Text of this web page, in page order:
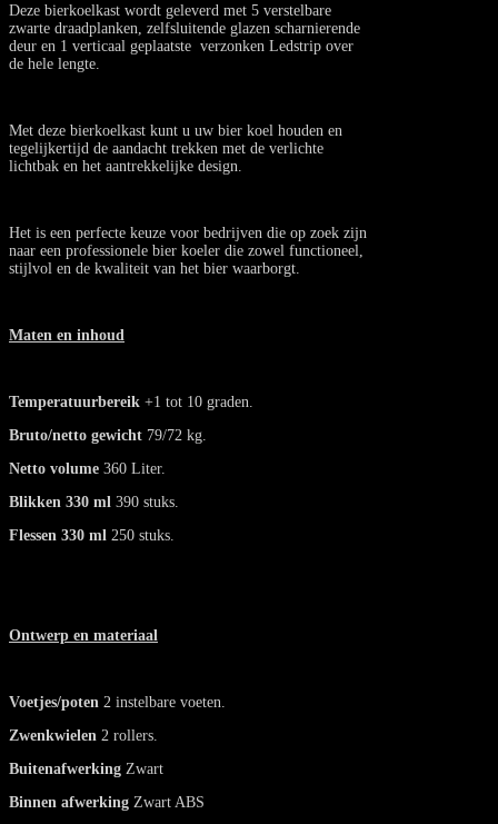
Deze bierkoelkast wordt geleverd met 5 verstelbare
zwarte draadplanken, zelfsluitende glazen scharnierende
deur en 1 verticaal geplaatste verzonken Ledstrip over
de hele lengte.
Met deze bierkoelkast kunt u uw bier koel houden en
tegelijkertijd de aandacht trekken met de verlichte
lichtbak en het aantrekkelijke design.
Het is een perfecte keuze voor bedrijven die op zoek zijn
naar een professionele bier koeler die zowel functioneel,
stijlvol en de kwaliteit van het bier waarborgt.
Maten en inhoud
Temperatuurbereik +1 tot 10 graden.
Bruto/netto gewicht 79/72 kg.
Netto volume 360 Liter.
Blikken 330 ml 390 stuks.
Flessen 330 ml 250 stuks.
Ontwerp en materiaal
Voetjes/poten 2 instelbare voeten.
Zwenkwielen 2 rollers.
Buitenafwerking Zwart
Binnen afwerking Zwart ABS